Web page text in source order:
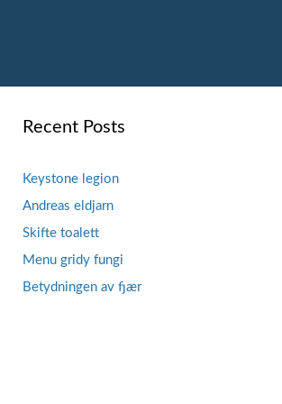
Recent Posts
Keystone legion
Andreas eldjarn
Skifte toalett
Menu gridy fungi
Betydningen av fjær